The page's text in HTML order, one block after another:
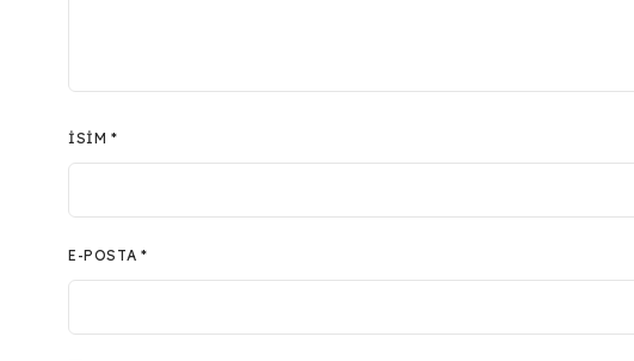
İSIM*
E-POSTA *